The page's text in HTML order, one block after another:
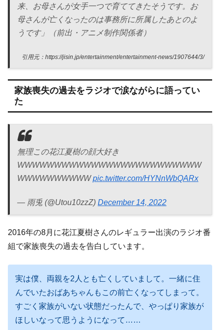
来、お母さんが女手一つで育ててきたそうです。お
母さんが亡くなったのは事務所に所属したあとのよ
うです」（前出・アニメ制作関係者）
引用元：https://jisin.jp/entertainment/entertainment-news/1907644/3/
家族喪失の過去をラジオで涙ながらに語ってい
た
無理この花江夏樹の顔大好き
WWWWWWWWWWWWWWWWWWWWWWWWW
WWWWWWWWWWpic.twitter.com/HYNnWbQARx
— 雨兎 (@Utou10zzZ) December 14, 2022
2016年の8月に花江夏樹さんのレギュラー出演のラジオ番
組で家族喪失の過去を告白しています。
実は僕、両親を2人とも亡くしていまして。一緒に住
んでいたおばあちゃんもこの前亡くなってしまって。
すごく家族がいない状態だったんで、やっぱり家族が
ほしいなって思うようになって……